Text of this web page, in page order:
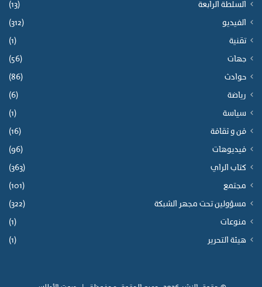
السلطة الرابعة (13)
الفيديو (312)
تقنية (1)
جهات (56)
حوادث (86)
رياضة (6)
سياسة (1)
فن و ثقافة (16)
فيديوهات (96)
كتاب الراي (363)
مجتمع (101)
مسؤولين تحت مجهر الشبكة (322)
منوعات (1)
هيئة التحرير (1)